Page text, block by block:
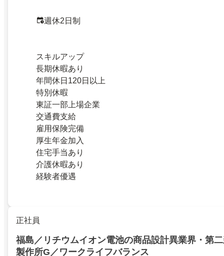
週休2日制
スキルアップ
長期休暇あり
年間休日120日以上
特別休暇
東証一部上場企業
交通費支給
雇用保険完備
厚生年金加入
住宅手当あり
介護休暇あり
経験者優遇
正社員
福島／リチウムイオン電池の商品設計異業界・第
製作所G／ワークライフバランス